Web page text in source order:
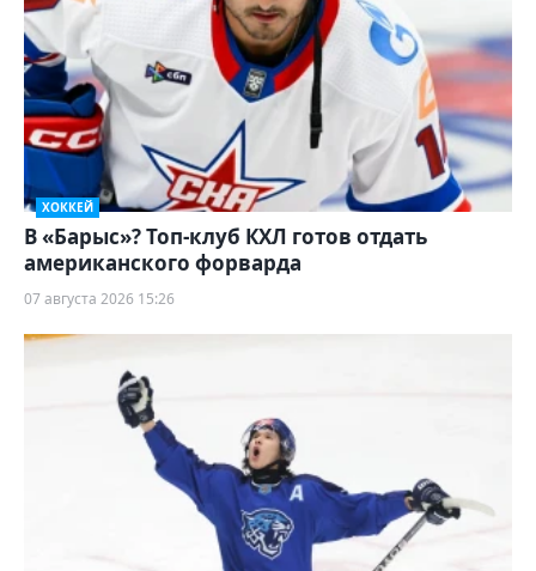
ХОККЕЙ
В «Барыс»? Топ-клуб КХЛ готов отдать
американского форварда
07 августа 2026 15:26